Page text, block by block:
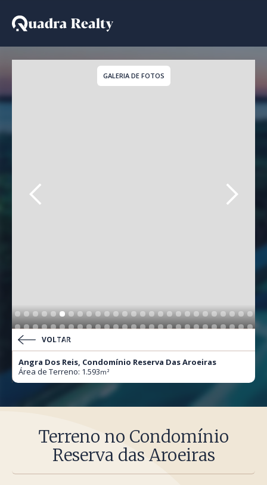
Terreno a venda em
GALERIA DE FOTOS
VOLTAR
Angra Dos Reis, Condomínio Reserva Das Aroeiras
Área de Terreno: 1.593m²
Terreno no Condomínio
Reserva das Aroeiras